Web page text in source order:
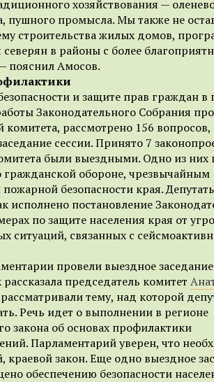
хозяйствования —
пушного промысла. Мы также не
строительства жилых домов,
северян в районы с более
пояснил Амосов.
и защите прав граждан в
Законодательного Собрания
комитета, рассмотрено 156 вопросов,
сессии. Принято 7
были выездными. Одно из них
гражданской обороне, чрезвычайным
безопасности края.
исполнено постановление
по защите населения края от
ситуаций, связанных с
провели выездное
председатель комитет
тему, над которой
Речь идет о выполнении в регионе
закона об основах профилактики
Парламентарий уверен, что
краевой закон. Еще одно выездное
обеспечению безопасности